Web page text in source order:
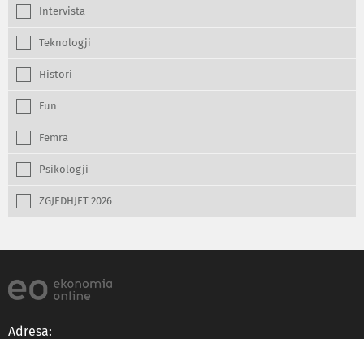
Intervista
Teknologji
Histori
Fun
Femra
Psikologji
ZGJEDHJET 2026
Adresa: